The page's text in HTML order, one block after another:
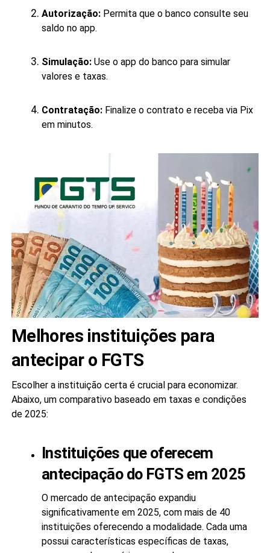
Autorização:Permita que o banco consulte seu
saldo no app.
Simulação:Use o app do banco para simular
valores e taxas.
Contratação:Finalize o contrato e receba via Pix
em minutos.
Melhores instituições para
antecipar o FGTS
Escolher a instituição certa é crucial para economizar.
Abaixo, um comparativo baseado em taxas e condições
de 2025:
Instituições que oferecem
antecipação do FGTS em 2025
O mercado de antecipação expandiu
significativamente em 2025, com mais de 40
instituições oferecendo a modalidade. Cada uma
possui características específicas de taxas,